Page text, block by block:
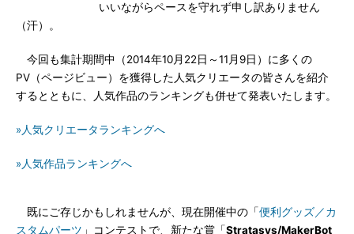
いいながらペースを守れず申し訳ありません
（汗）。
今回も集計期間中（2014年10月22日～11月9日）に多くの
PV（ページビュー）を獲得した人気クリエータの皆さんを紹介
するとともに、人気作品のランキングも併せて発表いたします。
»人気クリエータランキングへ
»人気作品ランキングへ
既にご存じかもしれませんが、現在開催中の「便利グッズ／カ
スタムパーツ 」コンテストで、新たな賞「Stratasys/MakerBot